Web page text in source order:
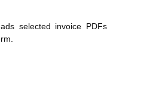
selected invoice PDFs